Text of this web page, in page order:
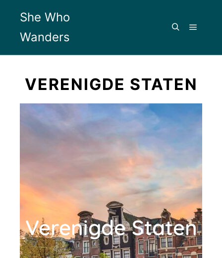
She Who
Wanders
VERENIGDE STATEN
Verenigde Staten